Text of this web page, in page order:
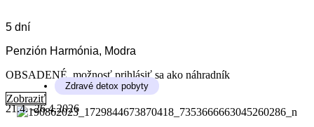
5 dní
Penzión Harmónia, Modra
OBSADENÉ, možnosť prihlásiť sa ako náhradník
Zobraziť
Zdravé detox pobyty
21.4. -26.4.2026